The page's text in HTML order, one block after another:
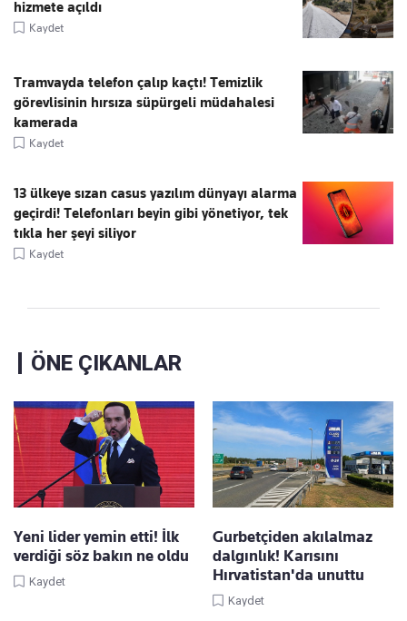
hizmete açıldı
Kaydet
Tramvayda telefon çalıp kaçtı! Temizlik
görevlisinin hırsıza süpürgeli müdahalesi
kamerada
Kaydet
13 ülkeye sızan casus yazılım dünyayı alarma
geçirdi! Telefonları beyin gibi yönetiyor, tek
tıkla her şeyi siliyor
Kaydet
ÖNE ÇIKANLAR
Yeni lider yemin etti! İlk
verdiği söz bakın ne oldu
Kaydet
Gurbetçiden akılalmaz
dalgınlık! Karısını
Hırvatistan'da unuttu
Kaydet